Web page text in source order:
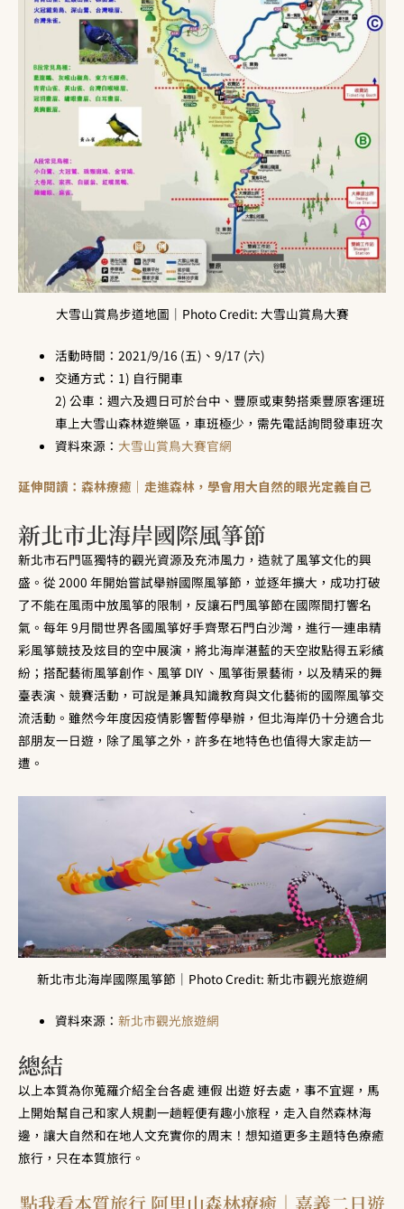
大雪山賞鳥步道地圖｜Photo Credit: 大雪山賞鳥大賽
活動時間：2021/9/16 (五)、9/17 (六)
交通方式：1) 自行開車
2) 公車：週六及週日可於台中、豐原或東勢搭乘豐原客運班
車上大雪山森林遊樂區，車班極少，需先電話詢問發車班次
資料來源： 大雪山賞鳥大賽官網
延伸閱讀：森林療癒｜走進森林，學會用大自然的眼光定義自己
新北市北海岸國際風箏節
新北市石門區獨特的觀光資源及充沛風力，造就了風箏文化的興
盛。從 2000 年開始嘗試舉辦國際風箏節，並逐年擴大，成功打破
了不能在風雨中放風箏的限制，反讓石門風箏節在國際間打響名
氣。每年 9月間世界各國風箏好手齊聚石門白沙灣，進行一連串精
彩風箏競技及炫目的空中展演，將北海岸湛藍的天空妝點得五彩繽
紛；搭配藝術風箏創作、風箏 DIY 、風箏街景藝術，以及精采的舞
臺表演、競賽活動，可說是兼具知識教育與文化藝術的國際風箏交
流活動。雖然今年度因疫情影響暫停舉辦，但北海岸仍十分適合北
部朋友一日遊，除了風箏之外，許多在地特色也值得大家走訪一
遭。
新北市北海岸國際風箏節｜Photo Credit: 新北市觀光旅遊網
資料來源：新北市觀光旅遊網
總結
以上本質為你蒐羅介紹全台各處 連假 出遊 好去處，事不宜遲，馬
上開始幫自己和家人規劃一趟輕便有趣小旅程，走入自然森林海
邊，讓大自然和在地人文充實你的周末！想知道更多主題特色療癒
旅行，只在本質旅行。
點我看本質旅行 阿里山森林療癒｜嘉義二日遊